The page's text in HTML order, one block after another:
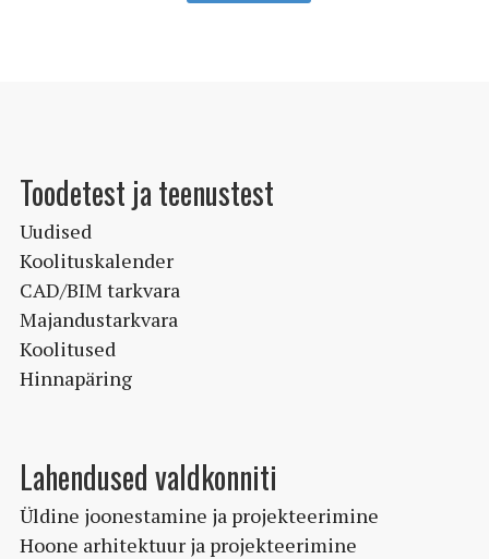
Toodetest ja teenustest
Uudised
Koolituskalender
CAD/BIM tarkvara
Majandustarkvara
Koolitused
Hinnapäring
Lahendused valdkonniti
Üldine joonestamine ja projekteerimine
Hoone arhitektuur ja projekteerimine